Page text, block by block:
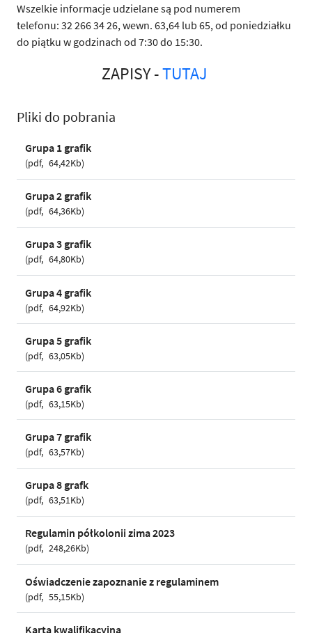
Wszelkie informacje udzielane są pod numerem
telefonu: 32 266 34 26, wewn. 63,64 lub 65, od poniedziałku
do piątku w godzinach od 7:30 do 15:30.
ZAPISY -TUTAJ
Pliki do pobrania
Grupa 1 grafik
pdf 64,42Kb
Grupa 2 grafik
pdf 64,36Kb
Grupa 3 grafik
pdf 64,80Kb
Grupa 4 grafik
pdf 64,92Kb
Grupa 5 grafik
pdf 63,05Kb
Grupa 6 grafik
pdf 63,15Kb
Grupa 7 grafik
pdf 63,57Kb
Grupa 8 grafk
pdf 63,51Kb
Regulamin półkolonii zima 2023
pdf 248,26Kb
Oświadczenie zapoznanie z regulaminem
pdf 55,15Kb
Karta kwalifikacyjna